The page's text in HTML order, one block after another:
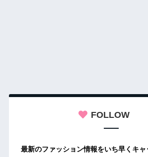
FOLLOW
最新のファッション情報をいち早くキ